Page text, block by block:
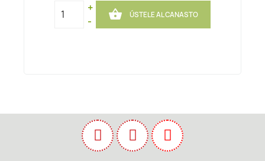
+
-
 ÚSTELE AL CANASTO